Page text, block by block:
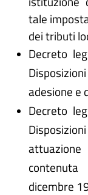
tale
dei tributi
Decreto
adesione e
Decreto
dicembre